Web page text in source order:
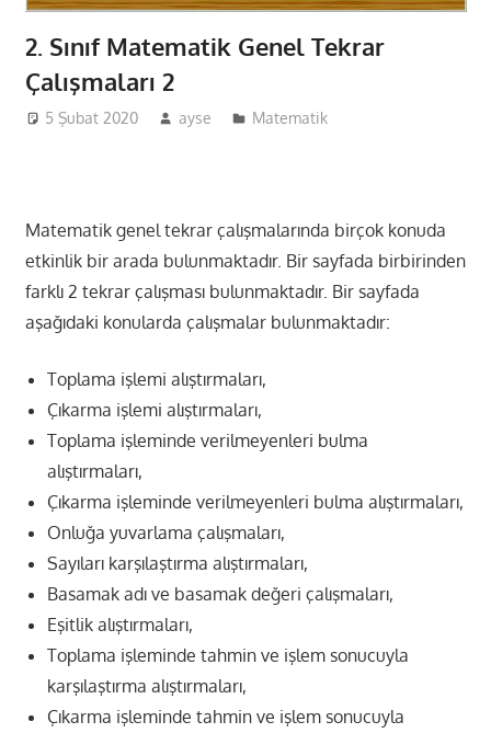
2. Sınıf Matematik Genel Tekrar
Çalışmaları 2
5 Şubat 2020 ayse Matematik
Matematik genel tekrar çalışmalarında birçok konuda
etkinlik bir arada bulunmaktadır. Bir sayfada birbirinden
farklı 2 tekrar çalışması bulunmaktadır. Bir sayfada
aşağıdaki konularda çalışmalar bulunmaktadır:
Toplama işlemi alıştırmaları,
Çıkarma işlemi alıştırmaları,
Toplama işleminde verilmeyenleri bulma
alıştırmaları,
Çıkarma işleminde verilmeyenleri bulma alıştırmaları,
Onluğa yuvarlama çalışmaları,
Sayıları karşılaştırma alıştırmaları,
Basamak adı ve basamak değeri çalışmaları,
Eşitlik alıştırmaları,
Toplama işleminde tahmin ve işlem sonucuyla
karşılaştırma alıştırmaları,
Çıkarma işleminde tahmin ve işlem sonucuyla